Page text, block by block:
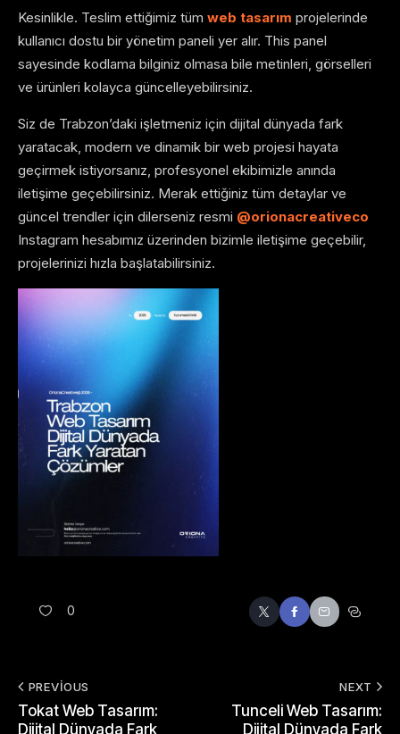
Kesinlikle. Teslim ettiğimiz tüm web tasarım projelerinde
kullanıcı dostu bir yönetim paneli yer alır. This panel
sayesinde kodlama bilginiz olmasa bile metinleri, görselleri
ve ürünleri kolayca güncelleyebilirsiniz.
Siz de Trabzon’daki işletmeniz için dijital dünyada fark
yaratacak, modern ve dinamik bir web projesi hayata
geçirmek istiyorsanız, profesyonel ekibimizle anında
iletişime geçebilirsiniz. Merak ettiğiniz tüm detaylar ve
güncel trendler için dilerseniz resmi @orionacreativeco
Instagram hesabımız üzerinden bizimle iletişime geçebilir,
projelerinizi hızla başlatabilirsiniz.
0
PREVIOUS
Tokat Web Tasarım:
Dijital Dünyada Fark
NEXT
Tunceli Web Tasarım:
Dijital Dünyada Fark